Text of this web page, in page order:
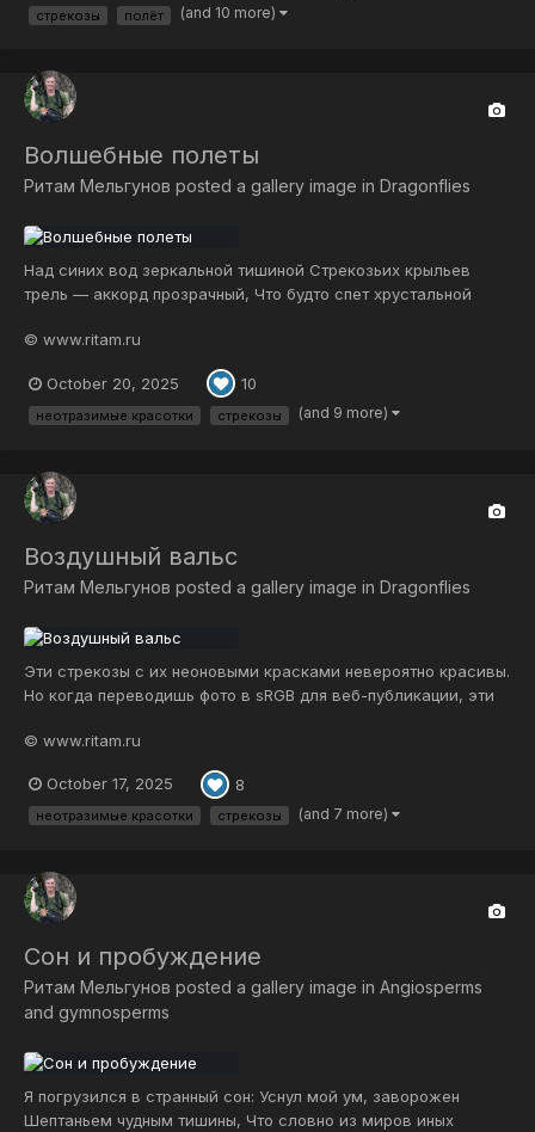
стрекозы полёт (and 10 more)
Волшебные полеты
Ритам Мельгунов posted a gallery image in Dragonflies
Над синих вод зеркальной тишиной Стрекозьих крыльев
трель — аккорд прозрачный, Что будто спет хрустальной
переливчатых крылах — Как будто бликов рябь в ручье
искрится, Иль нежной акварели реет взмах, Иль зыбких
струн мелодия струится...
© www.ritam.ru
October 20, 2025 10
неотразимые красотки стрекозы (and 9 more)
Воздушный вальс
Ритам Мельгунов posted a gallery image in Dragonflies
Эти стрекозы с их неоновыми красками невероятно красивы.
Но когда переводишь фото в sRGB для веб-публикации, эти
Смотрите фото в исходном настоящем качестве в AdobeRGB
у меня на сайте по ссылке: https://www.ritam.ru/ART/B/i-
bzp89Jk...
© www.ritam.ru
October 17, 2025 8
неотразимые красотки стрекозы (and 7 more)
Сон и пробуждение
Ритам Мельгунов posted a gallery image in Angiosperms
and gymnosperms
Я погрузился в странный сон: Уснул мой ум, заворожен
Шептаньем чудным тишины, Что словно из миров иных